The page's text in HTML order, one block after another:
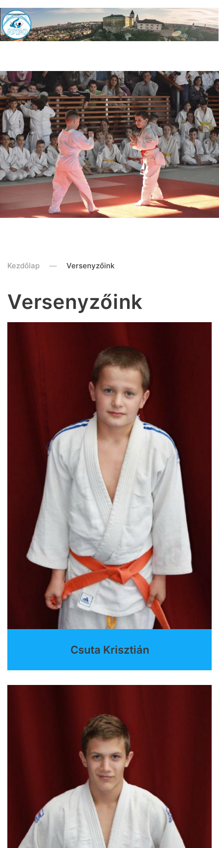
Kezdőlap Versenyzőink
Versenyzőink
Csuta Krisztián